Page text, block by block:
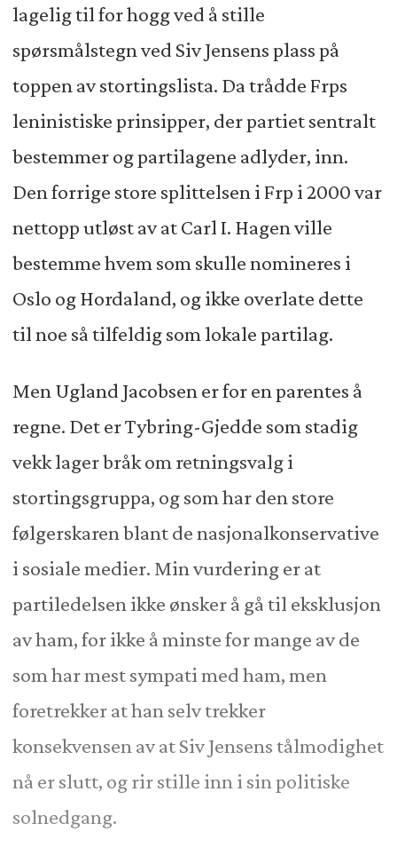
lagelig til for hogg ved å stille
spørsmålstegn ved Siv Jensens plass på
toppen av stortingslista. Da trådde Frps
leninistiske prinsipper, der partiet sentralt
bestemmer og partilagene adlyder, inn.
Den forrige store splittelsen i Frp i 2000 var
nettopp utløst av at Carl I. Hagen ville
bestemme hvem som skulle nomineres i
Oslo og Hordaland, og ikke overlate dette
til noe så tilfeldig som lokale partilag.
Men Ugland Jacobsen er for en parentes å
regne. Det er Tybring-Gjedde som stadig
vekk lager bråk om retningsvalg i
stortingsgruppa, og som har den store
følgerskaren blant de nasjonalkonservative
i sosiale medier. Min vurdering er at
partiledelsen ikke ønsker å gå til eksklusjon
av ham, for ikke å minste for mange av de
som har mest sympati med ham, men
foretrekker at han selv trekker
konsekvensen av at Siv Jensens tålmodighet
nå er slutt, og rir stille inn i sin politiske
solnedgang.